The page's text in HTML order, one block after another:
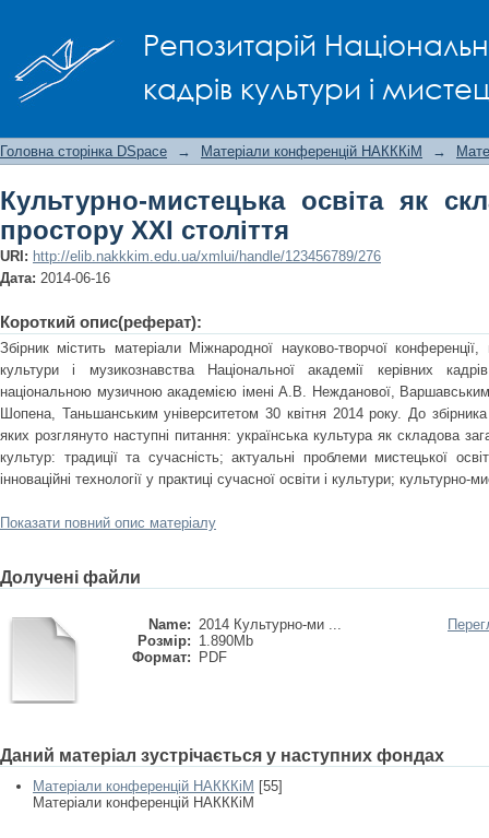
Репозитарій
кадрів культури і
Головна сторінка DSpace → Матеріали конференцій НАКККіМ →
Культурно-мистецька освіта як
простору ХХІ століття
URI: http://elib.nakkkim.edu.ua/xmlui/handle/123456789/276
Дата: 2014-06-16
Короткий опис(реферат):
Збірник містить матеріали Міжнародної науково-творчої конференції,
культури і музикознавства Національної академії керівних
національною музичною академією імені А.В. Нежданової,
Шопена, Таньшанським університетом 30 квітня 2014 року. До
яких розглянуто наступні питання: українська культура як складова
культур: традиції та сучасність; актуальні проблеми мистецької
інноваційні технології у практиці сучасної освіти і культури; культурно-
Показати повний опис матеріалу
Долучені файли
Name: 2014 Культурно-ми ...
Розмір: 1.890Mb
Формат:
PDF
Даний матеріал зустрічається у наступних фондах
Матеріали конференцій НАКККіМ [55]
Матеріали конференцій НАКККіМ